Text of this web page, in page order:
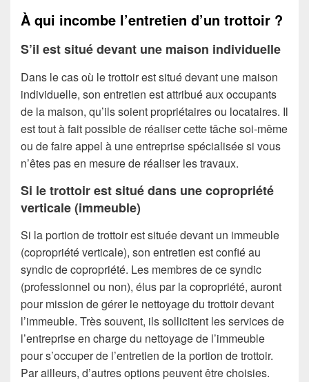
À qui incombe l’entretien d’un trottoir ?
S’il est situé devant une maison individuelle
Dans le cas où le trottoir est situé devant une maison
individuelle, son entretien est attribué aux occupants
de la maison, qu’ils soient propriétaires ou locataires. Il
est tout à fait possible de réaliser cette tâche soi-même
ou de faire appel à une entreprise spécialisée si vous
n’êtes pas en mesure de réaliser les travaux.
Si le trottoir est situé dans une copropriété
verticale (immeuble)
Si la portion de trottoir est située devant un immeuble
(copropriété verticale), son entretien est confié au
syndic de copropriété. Les membres de ce syndic
(professionnel ou non), élus par la copropriété, auront
pour mission de gérer le nettoyage du trottoir devant
l’immeuble. Très souvent, ils sollicitent les services de
l’entreprise en charge du nettoyage de l’immeuble
pour s’occuper de l’entretien de la portion de trottoir.
Par ailleurs, d’autres options peuvent être choisies.